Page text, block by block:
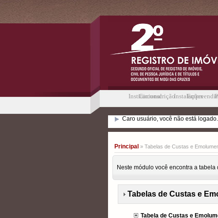
Institucional Instalações
Circunscrição
Caro usuário, você não está logado.
Principal » Tabelas de Custas e
Neste módulo você encontra a
Tabelas de Custas e
Tabela de Custas e